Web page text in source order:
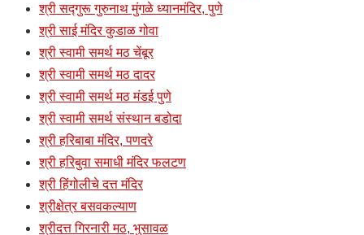
श्री सद्गुरू गुरुनाथ मुंगळे ध्यानमंदिर, पुणे
श्री साई मंदिर कुडाळ गोवा
श्री स्वामी समर्थ मठ चेंबूर
श्री स्वामी समर्थ मठ दादर
श्री स्वामी समर्थ मठ मंडई पुणे
श्री स्वामी समर्थ संस्थान बडोदा
श्री हरिबाबा मंदिर, पणदरे
श्री हरिबुवा समाधी मंदिर फलटण
श्री हिंगोलीचे दत्त मंदिर
श्रीक्षेत्र बसवकल्याण
श्रीदत्त गिरनारी मठ, भुसावळ